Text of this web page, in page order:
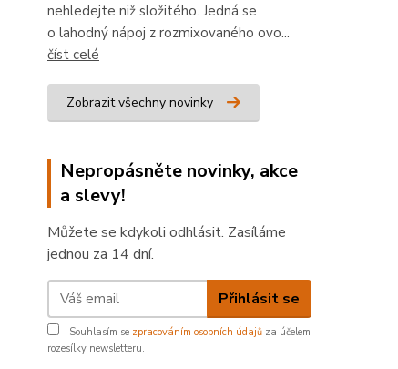
nehledejte niž složitého. Jedná se
o lahodný nápoj z rozmixovaného ovo...
číst celé
Zobrazit všechny novinky
Nepropásněte novinky, akce
a slevy!
Můžete se kdykoli odhlásit. Zasíláme
jednou za 14 dní.
Přihlásit se
Souhlasím se zpracováním osobních údajů za účelem
rozesílky newsletteru.